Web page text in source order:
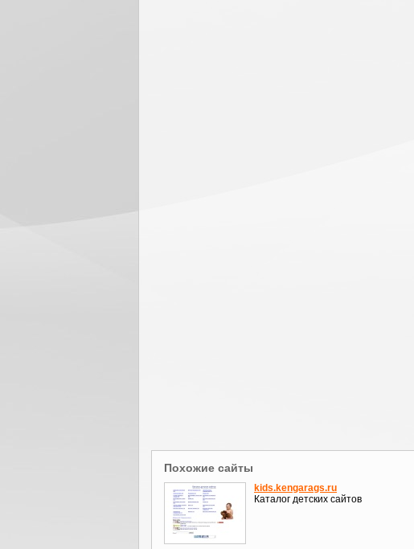
Похожие сайты
kids.kengarags.ru
Каталог детских сайтов